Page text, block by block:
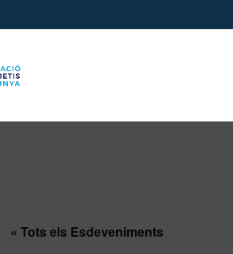
« Tots els Esdeveniments